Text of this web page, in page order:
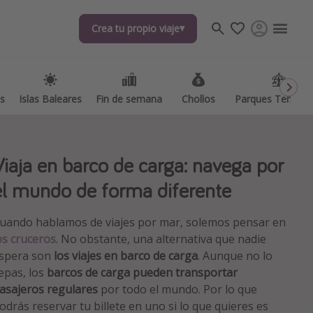
Crea tu propio viaje
Islas Baleares Fin de semana Chollos Parques
Crea tu propio viaje
Islas Baleares Fin de semana Chollos Parques
destinos
en barco de carga: navega por
mundo de forma diferente
hablamos de viajes por mar, solemos pensar en
cruceros. No obstante, una alternativa que nadie
son los viajes en barco de carga. Aunque no lo
los barcos de carga pueden transportar
regulares por todo el mundo. Por lo que
reservar tu billete en uno si lo que quieres es